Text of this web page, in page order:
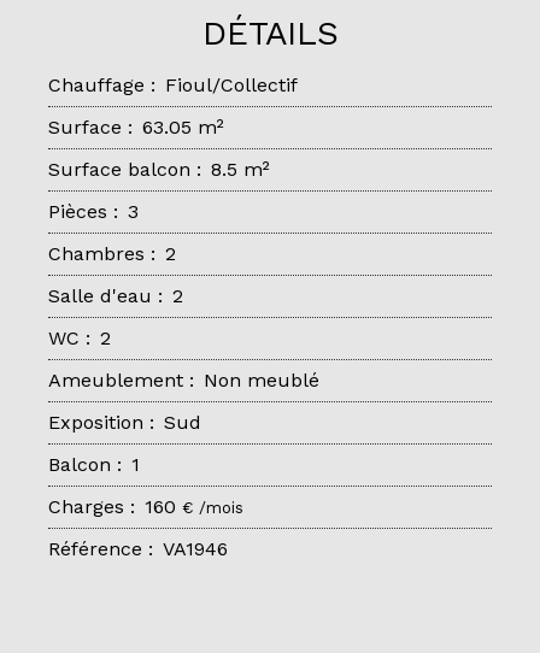
DÉTAILS
Chauffage : Fioul/Collectif
Surface : 63.05 m²
Surface balcon : 8.5 m²
Pièces : 3
Chambres : 2
Salle d'eau : 2
WC : 2
Ameublement : Non meublé
Exposition : Sud
Balcon : 1
Charges : 160 € /mois
Référence : VA1946